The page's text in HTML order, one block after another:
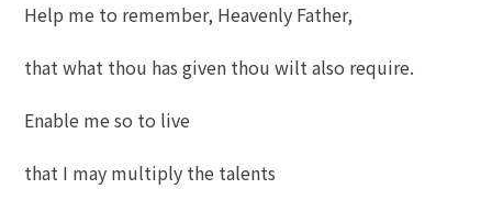
Help me to remember, Heavenly Father,
that what thou has given thou wilt also require.
Enable me so to live
that I may multiply the talents